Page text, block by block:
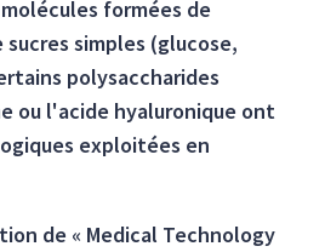
formées de
simples (glucose,
polysaccharides
ou l'acide hyaluronique ont
exploitées en
de « Medical Technology